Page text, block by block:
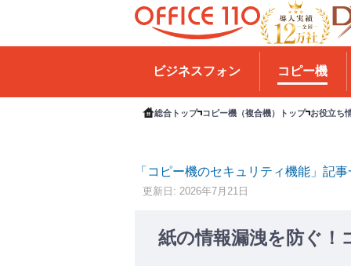
H
e
ビジネスフォン コピー機
総合トップ コピー機（複合機）トップ お役立ち
「コピー機のセキュリティ機能」記
更新日: 2026年7月21日
紙の情報漏洩を防ぐ！